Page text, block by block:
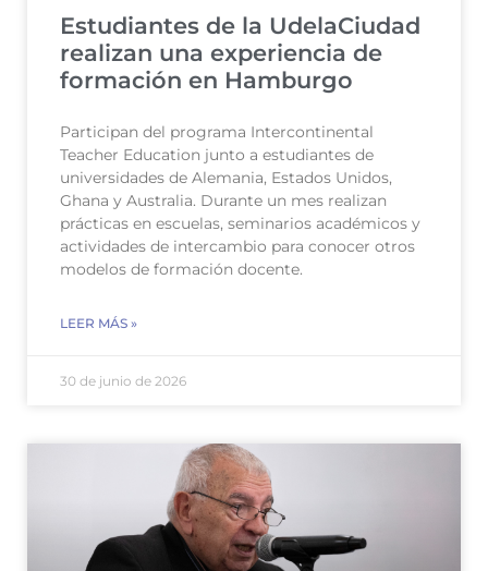
Estudiantes de la UdelaCiudad
realizan una experiencia de
formación en Hamburgo
Participan del programa Intercontinental
Teacher Education junto a estudiantes de
universidades de Alemania, Estados Unidos,
Ghana y Australia. Durante un mes realizan
prácticas en escuelas, seminarios académicos y
actividades de intercambio para conocer otros
modelos de formación docente.
LEER MÁS »
30 de junio de 2026